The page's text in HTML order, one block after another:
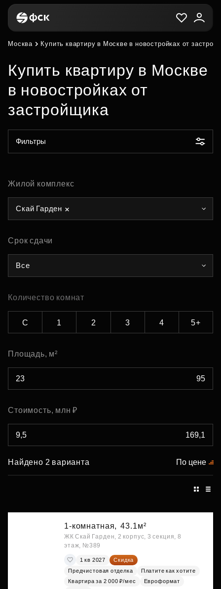
Москва Купить квартиру в Москве в новостройках от
Купить квартиру в Москве
в новостройках от
застройщика
Фильтры
Жилой комплекс
Скай Гарден
Срок сдачи
Все
Количество комнат
С 1 2 3 4 5+
Площадь, м²
Стоимость, млн ₽
Найдено 2 варианта По цене
1-комнатная, 43.1м²
ЖК Скай Гарден, 2 корпус, 3 секция, 8
этаж, №389
1 кв 2027
Скидка
Предчистовая отделка
Платите как хотите
Квартира за 2 000 ₽/мес
Евроформат